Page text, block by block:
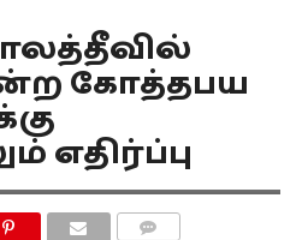
கோத்தபய
எதிர்ப்பு